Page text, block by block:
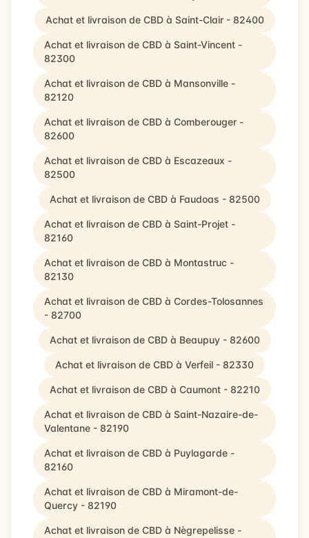
Achat et livraison de CBD à Saint-Clair - 82400
Achat et livraison de CBD à Saint-Vincent -
82300
Achat et livraison de CBD à Mansonville -
82120
Achat et livraison de CBD à Comberouger -
82600
Achat et livraison de CBD à Escazeaux -
82500
Achat et livraison de CBD à Faudoas - 82500
Achat et livraison de CBD à Saint-Projet -
82160
Achat et livraison de CBD à Montastruc -
82130
Achat et livraison de CBD à Cordes-Tolosannes
- 82700
Achat et livraison de CBD à Beaupuy - 82600
Achat et livraison de CBD à Verfeil - 82330
Achat et livraison de CBD à Caumont - 82210
Achat et livraison de CBD à Saint-Nazaire-de-
Valentane - 82190
Achat et livraison de CBD à Puylagarde -
82160
Achat et livraison de CBD à Miramont-de-
Quercy - 82190
Achat et livraison de CBD à Nègrepelisse -